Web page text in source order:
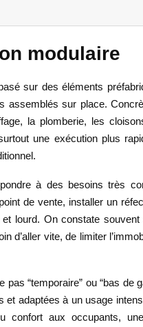
modulaire
sur des éléments
assemblés sur place.
la plomberie, les
une exécution plus
à des besoins très
de vente, installer un
lourd. On constate souvent
d’aller vite, de limiter
“temporaire” ou “bas de
et adaptées à un usage
confort aux occupants,